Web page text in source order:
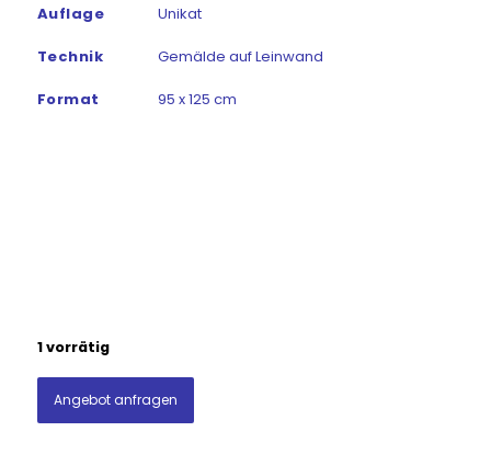
Auflage Unikat
Technik Gemälde auf Leinwand
Format 95 x 125 cm
1 vorrätig
Angebot anfragen